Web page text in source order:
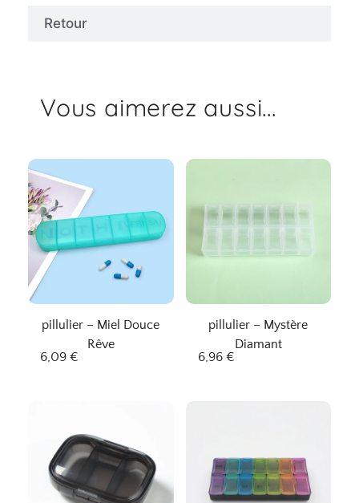
Retour
Vous aimerez aussi...
pillulier – Miel Douce
Rêve
6,09 €
pillulier – Mystère
Diamant
6,96 €